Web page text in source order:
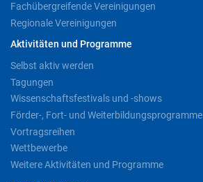
Fachübergreifende Vereinigungen
Regionale Vereinigungen
Aktivitäten und Programme
Selbst aktiv werden
Tagungen
Wissenschaftsfestivals und -shows
Förder-, Fort- und Weiterbildungsprogramme
Vortragsreihen
Wettbewerbe
Weitere Aktivitäten und Programme